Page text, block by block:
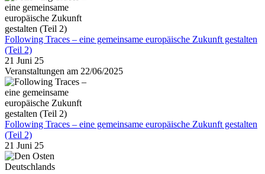
Following Traces – eine gemeinsame europäische Zukunft gestalten
(Teil 2)
21 Juni 25
Veranstaltungen am 22/06/2025
Following Traces – eine gemeinsame europäische Zukunft gestalten
(Teil 2)
21 Juni 25